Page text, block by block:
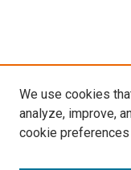
We use cookies
analyze, improve,
cookie